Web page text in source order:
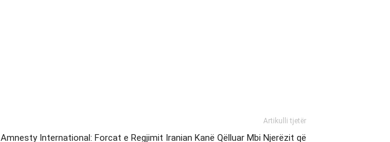
Artikulli tjetër
Amnesty International: Forcat e Regjimit Iranian Kanë Qëlluar Mbi Njerëzit që